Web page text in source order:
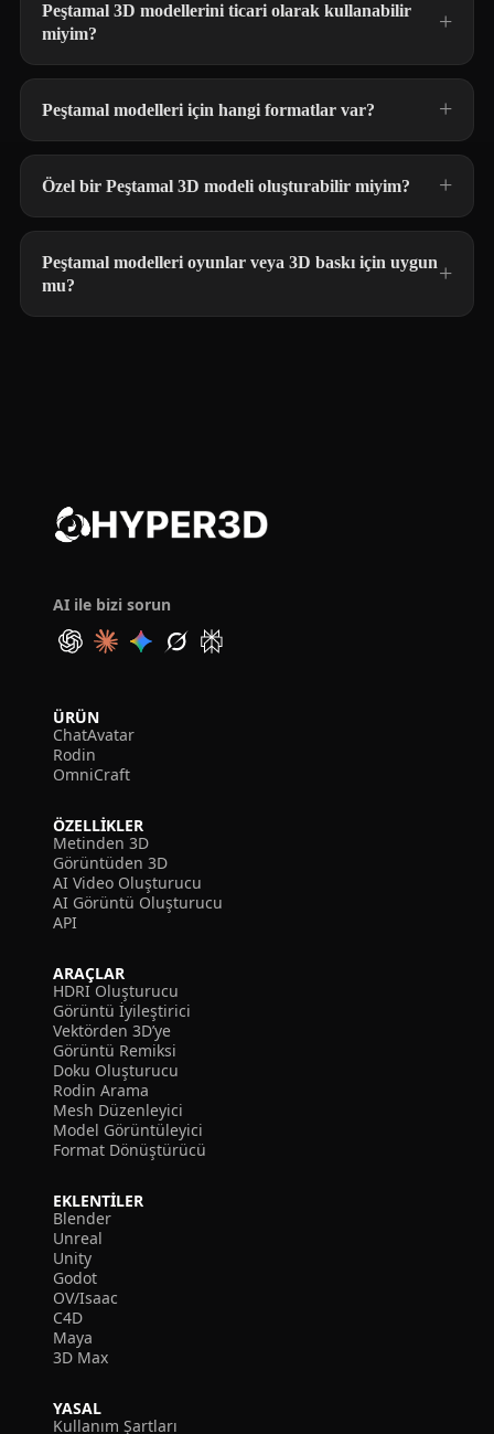
Peştamal 3D modellerini ticari olarak kullanabilir
miyim?
Peştamal modelleri için hangi formatlar var?
Özel bir Peştamal 3D modeli oluşturabilir miyim?
Peştamal modelleri oyunlar veya 3D baskı için uygun
mu?
AI ile bizi sorun
ÜRÜN
ChatAvatar
Rodin
OmniCraft
ÖZELLIKLER
Metinden 3D
Görüntüden 3D
AI Video Oluşturucu
AI Görüntü Oluşturucu
API
ARAÇLAR
HDRI Oluşturucu
Görüntü İyileştirici
Vektörden 3D’ye
Görüntü Remiksi
Doku Oluşturucu
Rodin Arama
Mesh Düzenleyici
Model Görüntüleyici
Format Dönüştürücü
EKLENTILER
Blender
Unreal
Unity
Godot
OV/Isaac
C4D
Maya
3D Max
YASAL
Kullanım Şartları